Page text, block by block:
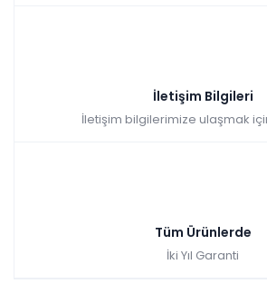
İletişim Bilgileri
İletişim bilgilerimize ulaşmak için
Tüm Ürünlerde
İki Yıl Garanti